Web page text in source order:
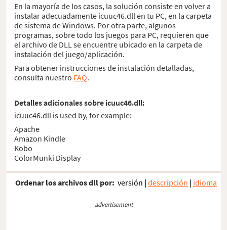
En la mayoría de los casos, la solución consiste en volver a
instalar adecuadamente icuuc46.dll en tu PC, en la carpeta
de sistema de Windows. Por otra parte, algunos
programas, sobre todo los juegos para PC, requieren que
el archivo de DLL se encuentre ubicado en la carpeta de
instalación del juego/aplicación.
Para obtener instrucciones de instalación detalladas,
consulta nuestro FAQ.
Detalles adicionales sobre icuuc46.dll:
icuuc46.dll is used by, for example:
Apache
Amazon Kindle
Kobo
ColorMunki Display
Ordenar los archivos dll por: versión | descripción | idioma
advertisement